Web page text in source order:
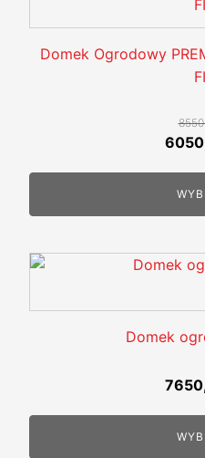
Domek Ogrodowy
ma
wiele
Domek